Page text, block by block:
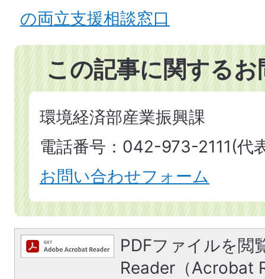
の両立支援相談窓口
この記事に関する
環境経済部産業振興課
電話番号：042-973-2111(代
お問い合わせフォーム
PDFファイルを閲
Reader（Acrobat